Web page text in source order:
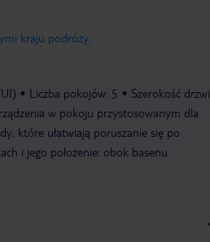
kraju podróży.
Liczba pokojów: 5
Szerokość drzwi
w pokoju przystosowanym dla
które ułatwiają poruszanie się po
i jego położenie: obok basenu